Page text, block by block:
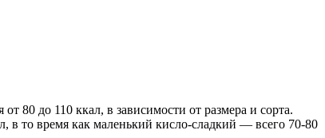
80 до 110 ккал, в зависимости от размера и сорта.
в то время как маленький кисло-сладкий — всего 70-80